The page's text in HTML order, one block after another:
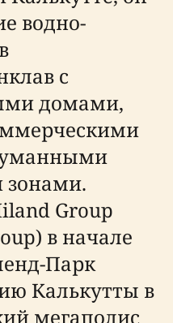
водно-
с
домами,
Group
в начале
Парк
Калькутты в
мегаполис